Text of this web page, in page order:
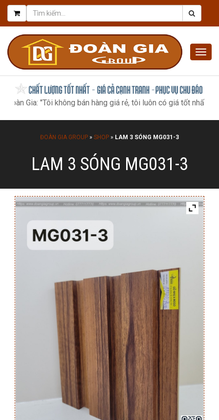
"Tôi không bán hàng giá rẻ, tôi luôn có giá tốt nhất, như một
ĐOÀN GIA GROUP » SHOP » LAM 3 SÓNG MG031-3
LAM 3 SÓNG MG031-3